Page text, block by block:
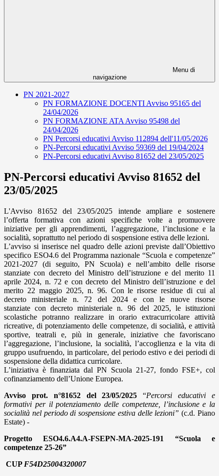
Menu di
navigazione
PN 2021-2027
PN FORMAZIONE DOCENTI Avviso 95165 del
24/04/2026
PN FORMAZIONE ATA Avviso 95498 del
24/04/2026
PN Percorsi educativi Avviso 112894 dell'11/05/2026
PN-Percorsi educativi Avviso 59369 del 19/04/2024
PN-Percorsi educativi Avviso 81652 del 23/05/2025
PN-Percorsi educativi Avviso 81652 del
23/05/2025
L'Avviso 81652 del 23/05/2025 intende ampliare e sostenere
l’offerta formativa con azioni specifiche volte a promuovere
iniziative per gli apprendimenti, l’aggregazione, l’inclusione e la
socialità, soprattutto nel periodo di sospensione estiva delle lezioni.
L’avviso si inserisce nel quadro delle azioni previste dall’Obiettivo
specifico ESO4.6 del Programma nazionale “Scuola e competenze”
2021-2027 (di seguito, PN Scuola) e nell’ambito delle risorse
stanziate con decreto del Ministro dell’istruzione e del merito 11
aprile 2024, n. 72 e con decreto del Ministro dell’istruzione e del
merito 22 maggio 2025, n. 96. Con le risorse residue di cui al
decreto ministeriale n. 72 del 2024 e con le nuove risorse
stanziate con decreto ministeriale n. 96 del 2025, le istituzioni
scolastiche potranno realizzare in orario extracurricolare attività
ricreative, di potenziamento delle competenze, di socialità, e attività
sportive, teatrali e, più in generale, iniziative che favoriscano
l’aggregazione, l’inclusione, la socialità, l’accoglienza e la vita di
gruppo usufruendo, in particolare, del periodo estivo e dei periodi di
sospensione della didattica curricolare.
L’iniziativa è finanziata dal PN Scuola 21-27, fondo FSE+, col
cofinanziamento dell’Unione Europea.
Avviso prot. n°81652 del 23/05/2025“Percorsi educativi e
formativi per il potenziamento delle competenze, l’inclusione e la
socialità nel periodo di sospensione estiva delle lezioni”(c.d. Piano
Estate) -
Progetto ESO4.6.A4.A-FSEPN-MA-2025-191 “Scuola e
competenze 25-26”
CUP F54D25004320007